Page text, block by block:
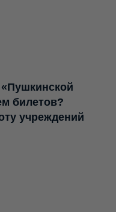
билетов?
учреждений